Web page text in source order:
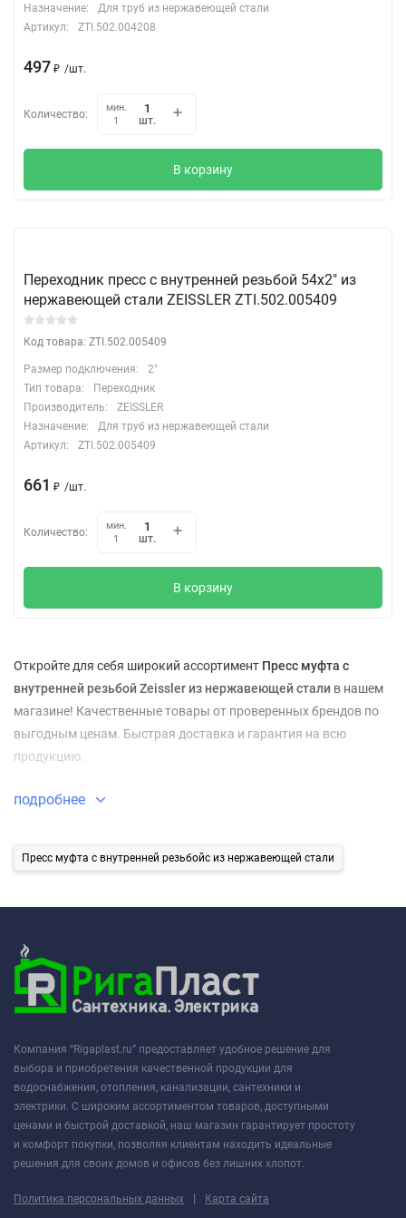
Назначение:
Для труб из нержавеющей стали
Артикул:
ZTI.502.004208
497 ₽ /шт.
Количество:
мин.
1
шт.
В корзину
Переходник пресс с внутренней резьбой 54х2" из
нержавеющей стали ZEISSLER ZTI.502.005409
Код товара: ZTI.502.005409
Размер подключения:
2"
Тип товара:
Переходник
Производитель:
ZEISSLER
Назначение:
Для труб из нержавеющей стали
Артикул:
ZTI.502.005409
661 ₽ /шт.
Количество:
мин.
1
шт.
В корзину
Откройте для себя широкий ассортимент Пресс муфта с
внутренней резьбой Zeissler из нержавеющей стали в нашем
магазине! Качественные товары от проверенных брендов по
выгодным ценам. Быстрая доставка и гарантия на всю
продукцию.
подробнее
Пресс муфта с внутренней резьбойc из нержавеющей стали
Компания “Rigaplast.ru” предоставляет удобное решение для
выбора и приобретения качественной продукции для
водоснабжения, отопления, канализации, сантехники и
электрики. С широким ассортиментом товаров, доступными
ценами и быстрой доставкой, наш магазин гарантирует простоту
и комфорт покупки, позволяя клиентам находить идеальные
решения для своих домов и офисов без лишних хлопот.
Политика персональных данных | Карта сайта